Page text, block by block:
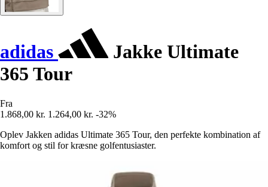
adidas
Jakke Ultimate
365 Tour
Fra
1.868,00 kr. 1.264,00 kr. -32%
Oplev Jakken adidas Ultimate 365 Tour, den perfekte kombination af
komfort og stil for kræsne golfentusiaster.